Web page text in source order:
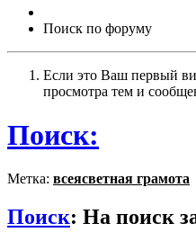
Поиск по форуму
Если это Ваш первый
просмотра тем и
Поиск:
Метка: всеясветная грамота
Поиск: На поиск